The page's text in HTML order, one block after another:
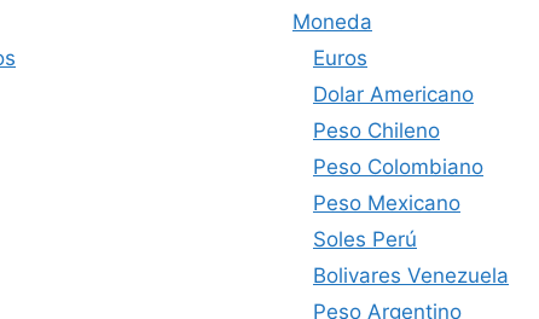
Moneda
Euros
Dolar Americano
Peso Chileno
Peso Colombiano
Peso Mexicano
Soles Perú
Bolivares Venezuela
Peso Argentino